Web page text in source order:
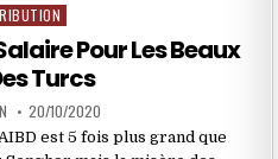
Pour Les Beaux
Turcs
20/10/2020
est 5 fois plus grand que